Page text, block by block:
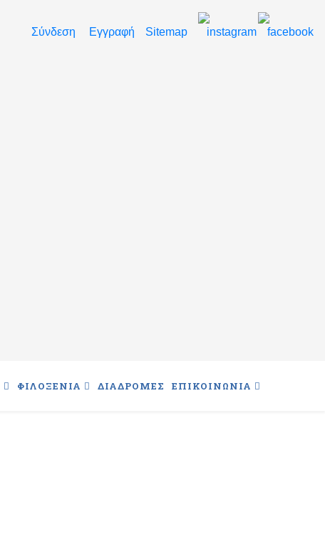
Σύνδεση Εγγραφή Sitemap
ΦΙΛΟΞΕΝΙΑ ΔΙΑΔΡΟΜΕΣ ΕΠΙΚΟΙΝΩΝΙΑ